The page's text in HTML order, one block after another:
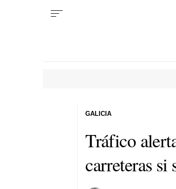
Tráfico
carreteras si
GALICIA